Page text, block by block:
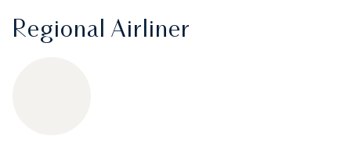
Regional Airliner